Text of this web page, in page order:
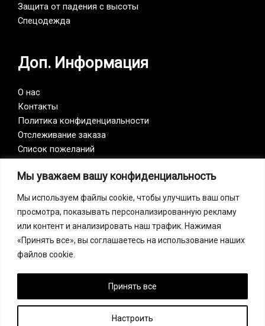
Мы уважаем вашу конфиденциальность
Мы используем файлы cookie, чтобы улучшить ваш опыт
просмотра, показывать персонализированную рекламу
или контент и анализировать наш трафик. Нажимая
«Принять все», вы соглашаетесь на использование наших
файлов cookie.
Настроить
Принять все
Защита от падения с высоты
Спецодежда
Доп. Информация
О нас
Контакты
Политика конфиденциальности
Отслеживание заказа
Список пожеланий
Vision Zero
Наша компания является участником инициативы
Vision Zero. Vision Zero — это качественно новый
подход к организации профилактики, объединяющий
три направления – безопасность, гигиену труда и
благополучие работников на всех уровнях